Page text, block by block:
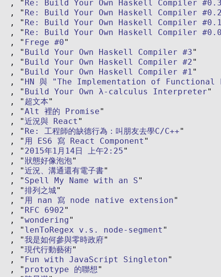
Re: Build Your Own Haskell Compiler
Re: Build Your Own Haskell Compiler
Re: Build Your Own Haskell Compiler
Re: Build Your Own Haskell Compiler
Frege #0
Build Your Own Haskell Compiler #3
Build Your Own Haskell Compiler #2
Build Your Own Haskell Compiler #1
HN 與 "The Implementation of Functional
Build Your Own λ-calculus Interpreter
超文本
Alt 裡的 Promise
近況與 React
Re: 工程師的缺德行為：叫朋友去學C/C++
用 ES6 寫 React Component
2015年1月14日 上午2:25
狀態好像泡泡
近況、溝通還有電子書
Spell My Name with an S
排列之城
用 nan 寫 node native extension
RFC 6902
wondering
lenToRegex v.s. node-segment
我是如何參與零時政府
現代行動藝術
Fun with JavaScript Singleton
prototype 的聯想